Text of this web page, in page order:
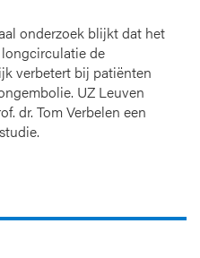
onderzoek blijkt dat het
de
verbetert bij patiënten
UZ Leuven
dr. Tom Verbelen een